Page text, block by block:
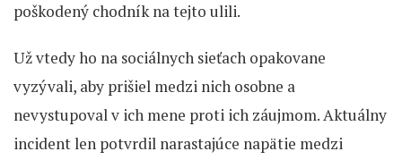
poškodený chodník na tejto ulili.
Už vtedy ho na sociálnych sieťach opakovane
vyzývali, aby prišiel medzi nich osobne a
nevystupoval v ich mene proti ich záujmom. Aktuálny
incident len potvrdil narastajúce napätie medzi